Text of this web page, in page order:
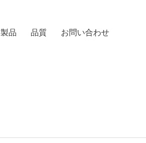
製品 品質 お問い合わせ